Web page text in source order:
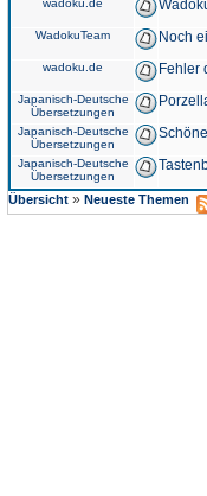
wadoku.de
WadokuTeam Noch
wadoku.de Fehler
Japanisch-Deutsche
Übersetzungen
Japanisch-Deutsche
Übersetzungen
Japanisch-Deutsche
Übersetzungen
Übersicht » Neueste Themen